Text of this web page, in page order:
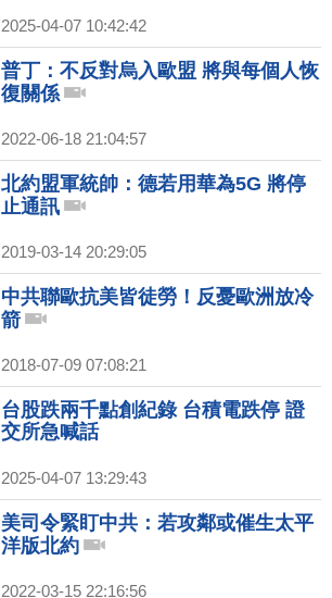
2025-04-07 10:42:42
普丁：不反對烏入歐盟 將與每個人恢
復關係
2022-06-18 21:04:57
北約盟軍統帥：德若用華為5G 將停
止通訊
2019-03-14 20:29:05
中共聯歐抗美皆徒勞！反憂歐洲放冷
箭
2018-07-09 07:08:21
台股跌兩千點創紀錄 台積電跌停 證
交所急喊話
2025-04-07 13:29:43
美司令緊盯中共：若攻鄰或催生太平
洋版北約
2022-03-15 22:16:56